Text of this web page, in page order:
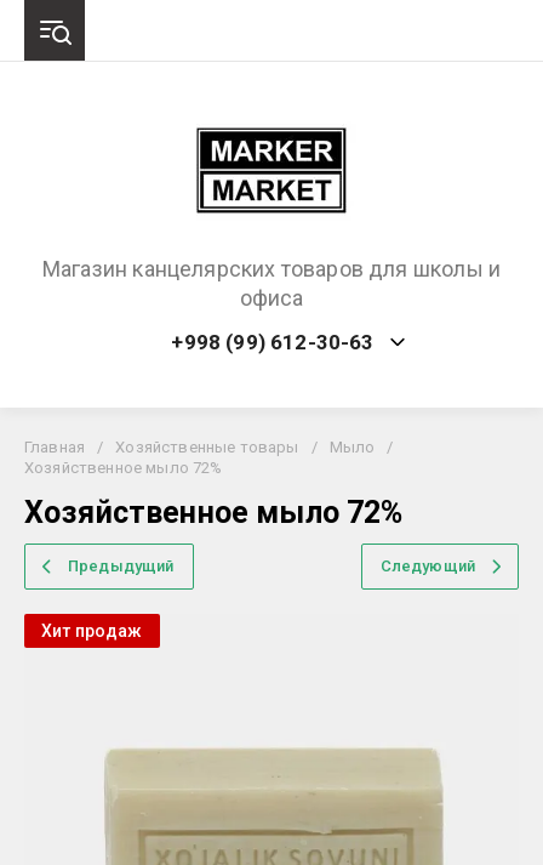
Магазин канцелярских товаров для школы и
офиса
+998 (99) 612-30-63
Главная / Хозяйственные товары / Мыло
/
Хозяйственное мыло 72%
Хозяйственное мыло 72%
Предыдущий Следующий
Хит продаж